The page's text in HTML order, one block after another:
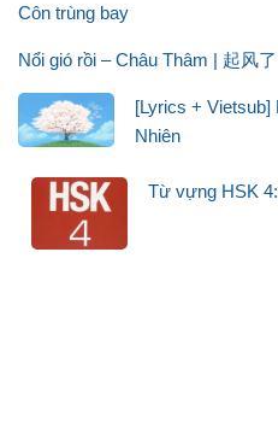
Côn trùng bay
Nổi gió rồi – Châu Thâm | 起风
[Lyrics + Vietsub]
Nhiên
Từ vựng HSK